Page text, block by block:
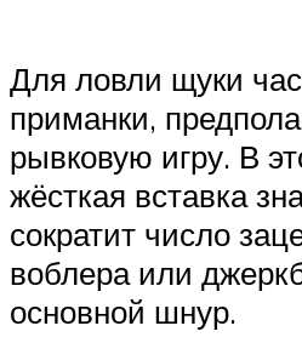
Для ловли щуки
приманки,
рывковую игру. В
жёсткая вставка
сократит число
воблера или
основной шнур.